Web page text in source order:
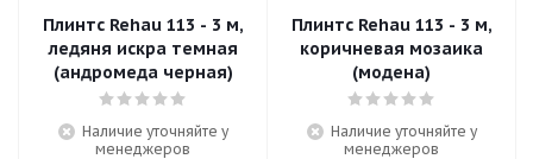
Плинтс Rehau 113 - 3 м,
ледяня искра темная
(андромеда черная)
Наличие уточняйте у
менеджеров
Плинтс Rehau 113 - 3 м,
коричневая мозаика
(модена)
Наличие уточняйте у
менеджеров